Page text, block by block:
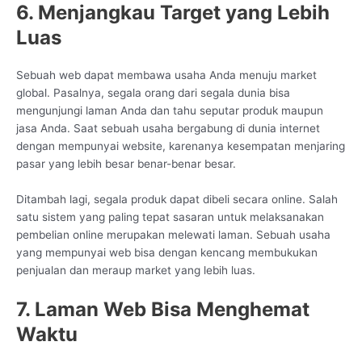
6. Menjangkau Target yang Lebih
Luas
Sebuah web dapat membawa usaha Anda menuju market
global. Pasalnya, segala orang dari segala dunia bisa
mengunjungi laman Anda dan tahu seputar produk maupun
jasa Anda. Saat sebuah usaha bergabung di dunia internet
dengan mempunyai website, karenanya kesempatan menjaring
pasar yang lebih besar benar-benar besar.
Ditambah lagi, segala produk dapat dibeli secara online. Salah
satu sistem yang paling tepat sasaran untuk melaksanakan
pembelian online merupakan melewati laman. Sebuah usaha
yang mempunyai web bisa dengan kencang membukukan
penjualan dan meraup market yang lebih luas.
7. Laman Web Bisa Menghemat
Waktu